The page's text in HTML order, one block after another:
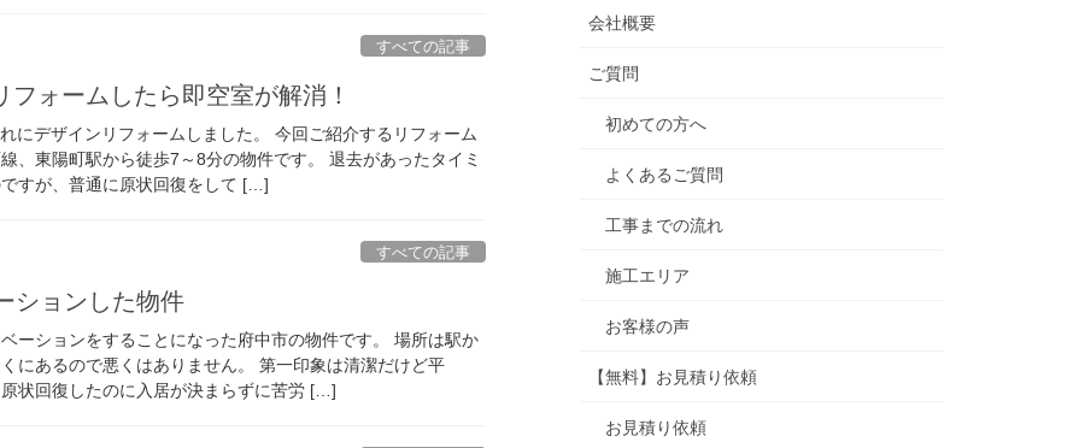
すべての記事
フォームしたら即空室が解消！
にデザインリフォームしました。 今回ご紹介するリフォーム
、東陽町駅から徒歩7～8分の物件です。 退去があったタイミ
すが、普通に原状回復をして […]
すべての記事
ションした物件
ーションをすることになった府中市の物件です。 場所は駅か
にあるので悪くはありません。 第一印象は清潔だけど平
状回復したのに入居が決まらずに苦労 […]
会社概要
ご質問
初めての方へ
よくあるご質問
工事までの流れ
施工エリア
お客様の声
【無料】お見積り依頼
お見積り依頼